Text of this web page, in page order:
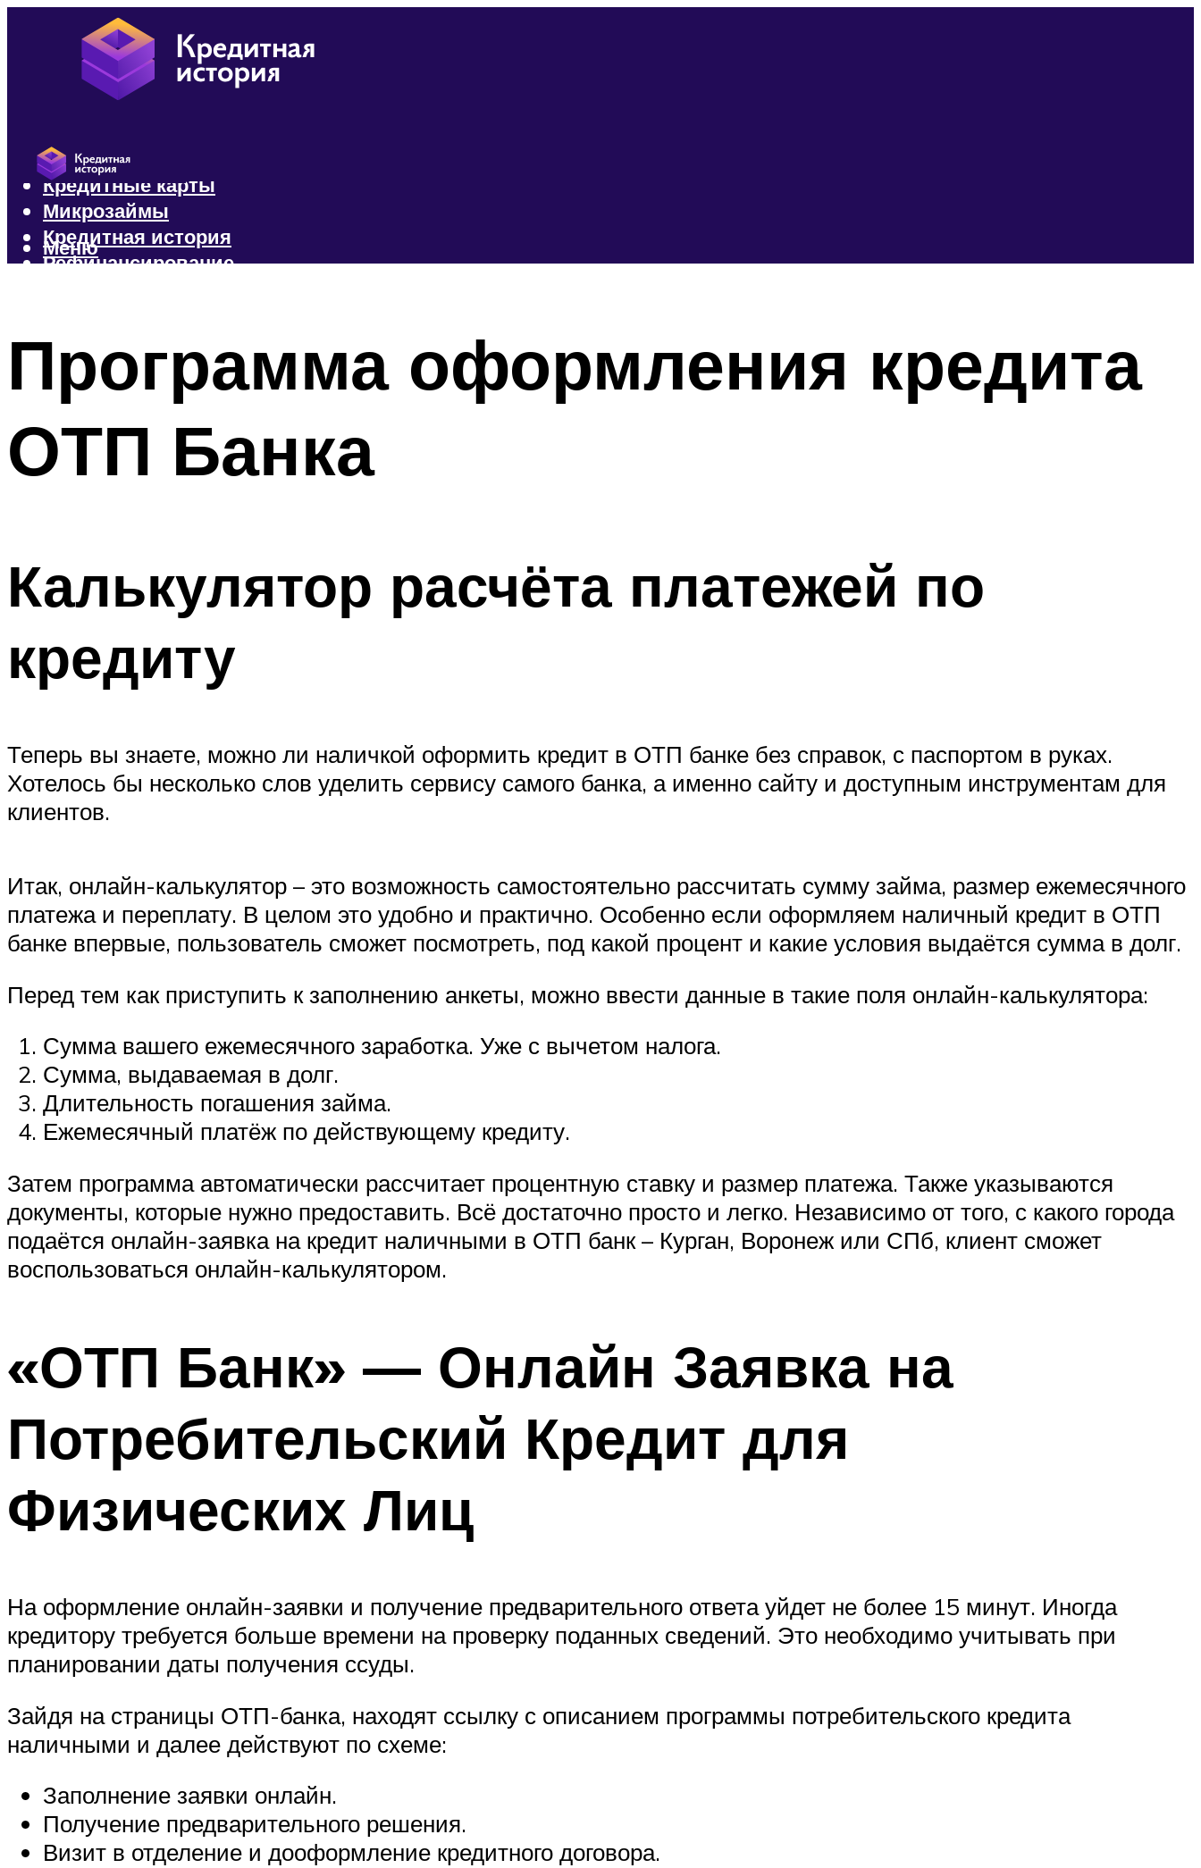
Кредиты
Кредитные карты
Микрозаймы
Кредитная история
Рефинансирование
Меню
Программа оформления кредита
ОТП Банка
Калькулятор расчёта платежей по
кредиту
Теперь вы знаете, можно ли наличкой оформить кредит в ОТП банке без справок, с паспортом в руках.
Хотелось бы несколько слов уделить сервису самого банка, а именно сайту и доступным инструментам для
клиентов.
Итак, онлайн-калькулятор – это возможность самостоятельно рассчитать сумму займа, размер ежемесячного
платежа и переплату. В целом это удобно и практично. Особенно если оформляем наличный кредит в ОТП
банке впервые, пользователь сможет посмотреть, под какой процент и какие условия выдаётся сумма в долг.
Перед тем как приступить к заполнению анкеты, можно ввести данные в такие поля онлайн-калькулятора:
Сумма вашего ежемесячного заработка. Уже с вычетом налога.
Сумма, выдаваемая в долг.
Длительность погашения займа.
Ежемесячный платёж по действующему кредиту.
Затем программа автоматически рассчитает процентную ставку и размер платежа. Также указываются
документы, которые нужно предоставить. Всё достаточно просто и легко. Независимо от того, с какого города
подаётся онлайн-заявка на кредит наличными в ОТП банк – Курган, Воронеж или СПб, клиент сможет
воспользоваться онлайн-калькулятором.
«ОТП Банк» — Онлайн Заявка на
Потребительский Кредит для
Физических Лиц
На оформление онлайн-заявки и получение предварительного ответа уйдет не более 15 минут. Иногда
кредитору требуется больше времени на проверку поданных сведений. Это необходимо учитывать при
планировании даты получения ссуды.
Зайдя на страницы ОТП-банка, находят ссылку с описанием программы потребительского кредита
наличными и далее действуют по схеме:
Заполнение заявки онлайн.
Получение предварительного решения.
Визит в отделение и дооформление кредитного договора.